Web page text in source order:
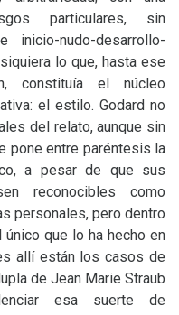
particulares, sin
nudo-desarrollo-
lo que, hasta ese
constituía el núcleo
el estilo. Godard no
del relato, aunque sin
pone entre paréntesis la
a pesar de que sus
reconocibles como
personales, pero dentro
que lo ha hecho en
allí están los casos de
de Jean Marie Straub
esa suerte de